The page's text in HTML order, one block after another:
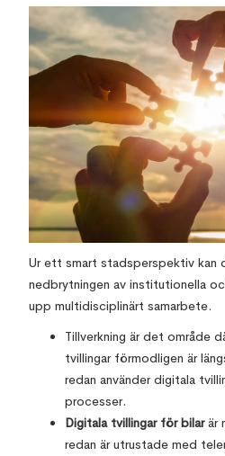
Ur ett smart stadsperspektiv kan
nedbrytningen av institutionella
upp multidisciplinärt samarbete.
Tillverkning är det område
tvillingar förmodligen är
redan använder digitala
processer.
Digitala tvillingar för bilarär
redan är utrustade med